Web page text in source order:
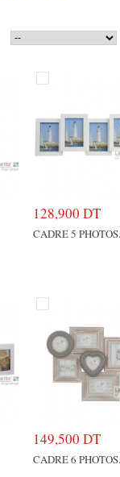
128,900 DT
CADRE 5
149,500 DT
CADRE 6